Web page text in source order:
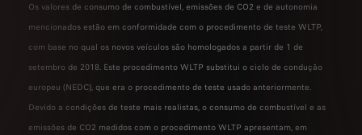
Os valores de consumo de combustível, emissões de CO2 e de autonomia
mencionados estão em conformidade com o procedimento de teste WLTP,
com base no qual os novos veículos são homologados a partir de 1 de
setembro de 2018. Este procedimento WLTP substitui o ciclo de condução
europeu (NEDC), que era o procedimento de teste usado anteriormente.
Devido a condições de teste mais realistas, o consumo de combustível e as
emissões de CO2 medidos com o procedimento WLTP apresentam, em